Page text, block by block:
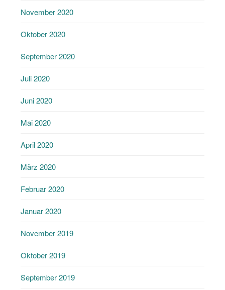
November 2020
Oktober 2020
September 2020
Juli 2020
Juni 2020
Mai 2020
April 2020
März 2020
Februar 2020
Januar 2020
November 2019
Oktober 2019
September 2019